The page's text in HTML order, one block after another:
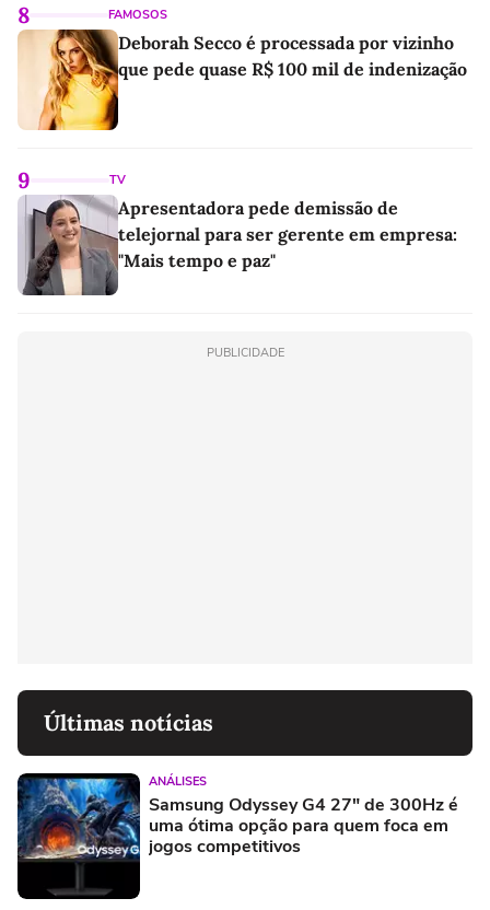
8 FAMOSOS
Deborah Secco é processada por vizinho
que pede quase R$ 100 mil de indenização
9 TV
Apresentadora pede demissão de
telejornal para ser gerente em empresa:
"Mais tempo e paz"
PUBLICIDADE
Últimas notícias
ANÁLISES
Samsung Odyssey G4 27" de 300Hz é
uma ótima opção para quem foca em
jogos competitivos